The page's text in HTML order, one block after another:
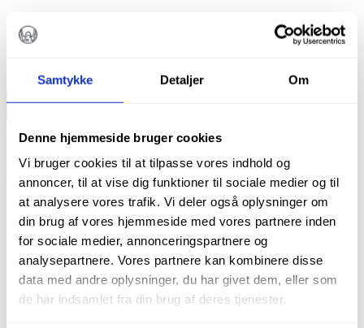
Samtykke Detaljer Om
Denne hjemmeside bruger cookies
Vi bruger cookies til at tilpasse vores indhold og
annoncer, til at vise dig funktioner til sociale medier og til
at analysere vores trafik. Vi deler også oplysninger om
din brug af vores hjemmeside med vores partnere inden
for sociale medier, annonceringspartnere og
analysepartnere. Vores partnere kan kombinere disse
data med andre oplysninger, du har givet dem, eller som
de har indsamlet fra din brug af deres tjenester.
Æske med 200 stk.
str.
13,5
cm
Autoklavefolie,Engangsartikler Tags:Autoklave
Autoklavering
Beskrivelse
Brand
Yderligere information
Beskrivelse
Findes i følgende størrelser